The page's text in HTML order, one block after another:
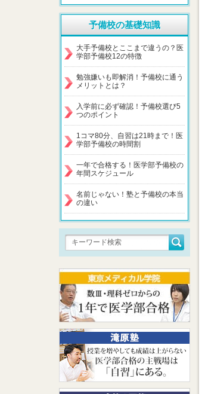
予備校の基礎知識
大手予備校とここまで違うの？医
学部予備校12の特徴
勉強嫌いも即解消！予備校に通う
メリットとは？
入学前に必ず確認！予備校選び5
つのポイント
1コマ80分、自習は21時まで！医
学部予備校の時間割
一年で合格する！医学部予備校の
年間スケジュール
名前じゃない！塾と予備校の本当
の違い